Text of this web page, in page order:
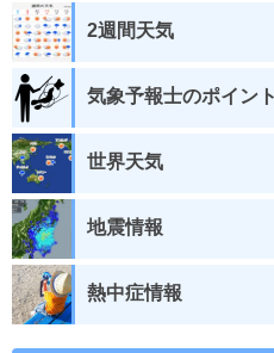
2週間天気
気象予報士のポイン
世界天気
地震情報
熱中症情報